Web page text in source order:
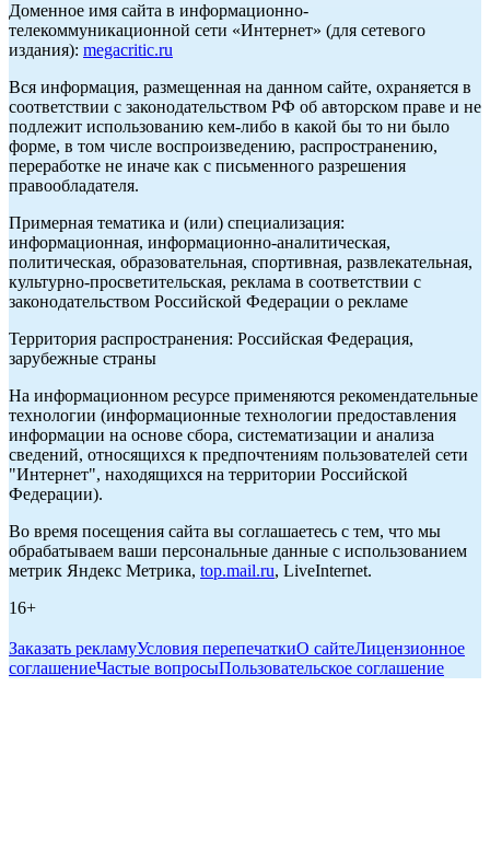
Доменное имя сайта в информационно-
телекоммуникационной сети «Интернет» (для сетевого
издания): megacritic.ru
Вся информация, размещенная на данном сайте, охраняется в
соответствии с законодательством РФ об авторском праве и не
подлежит использованию кем-либо в какой бы то ни было
форме, в том числе воспроизведению, распространению,
переработке не иначе как с письменного разрешения
правообладателя.
Примерная тематика и (или) специализация:
информационная, информационно-аналитическая,
политическая, образовательная, спортивная, развлекательная,
культурно-просветительская, реклама в соответствии с
законодательством Российской Федерации о рекламе
Территория распространения: Российская Федерация,
зарубежные страны
На информационном ресурсе применяются рекомендательные
технологии (информационные технологии предоставления
информации на основе сбора, систематизации и анализа
сведений, относящихся к предпочтениям пользователей сети
"Интернет", находящихся на территории Российской
Федерации).
Во время посещения сайта вы соглашаетесь с тем, что мы
обрабатываем ваши персональные данные с использованием
метрик Яндекс Метрика, top.mail.ru, LiveInternet.
16+
Заказать рекламуУсловия перепечаткиО сайтеЛицензионное
соглашениеЧастые вопросыПользовательское соглашение